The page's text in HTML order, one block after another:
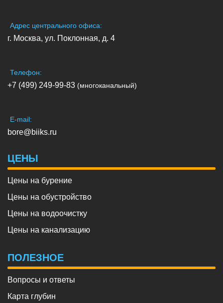
Адрес центрального офиса:
г. Москва, ул. Поклонная, д. 4
Телефон:
+7 (499) 249-99-83 (многоканальный)
E-mail:
bore@biiks.ru
ЦЕНЫ
Цены на бурение
Цены на обустройство
Цены на водоочистку
Цены на канализацию
ПОЛЕЗНОЕ
Вопросы и ответы
Карта глубин